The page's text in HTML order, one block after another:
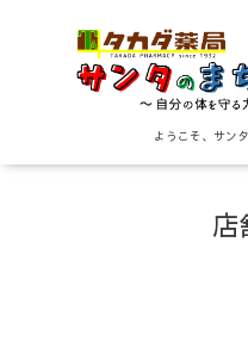
ようこそ、サン
店